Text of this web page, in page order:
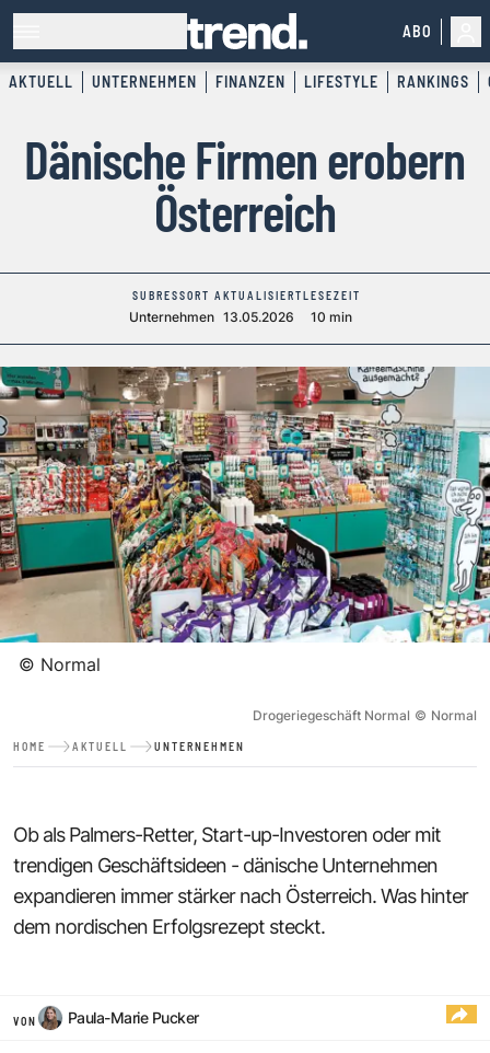
ABO
AKTUELL UNTERNEHMEN FINANZEN LIFESTYLE RANKINGS
Dänische Firmen erobern
Österreich
SUBRESSORT
Unternehmen
AKTUALISIERT
13.05.2026
LESEZEIT
10 min
© Normal
Drogeriegeschäft Normal © Normal
HOME AKTUELL UNTERNEHMEN
Ob als Palmers-Retter, Start-up-Investoren oder mit
trendigen Geschäftsideen - dänische Unternehmen
expandieren immer stärker nach Österreich. Was hinter
dem nordischen Erfolgsrezept steckt.
VON Paula-Marie Pucker